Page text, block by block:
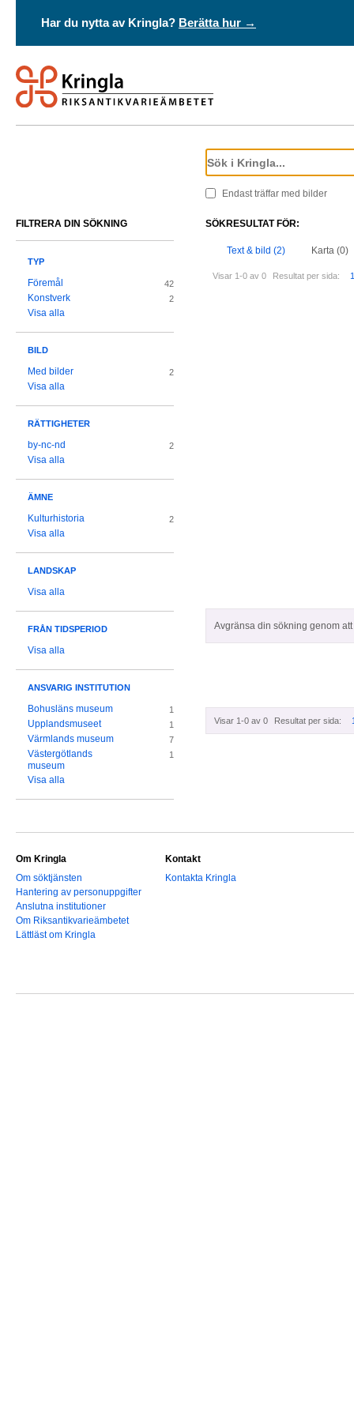
Har du nytta av Kringla? Berätta hur →
Endast träffar med bilder
SÖKRESULTAT FÖR:
Text & bild (2) Karta (0)
Visar 1-0 av 0 Resultat per sida:
Avgränsa din sökning genom
Visar 1-0 av 0 Resultat per sida:
FILTRERA DIN SÖKNING
TYP
Föremål 42
Konstverk 2
Visa alla
BILD
Med bilder 2
Visa alla
RÄTTIGHETER
by-nc-nd 2
Visa alla
ÄMNE
Kulturhistoria 2
Visa alla
LANDSKAP
Visa alla
FRÅN TIDSPERIOD
Visa alla
ANSVARIG INSTITUTION
Bohusläns museum 1
Upplandsmuseet 1
Värmlands museum 7
Västergötlands
museum
1
Visa alla
Om Kringla
Om söktjänsten
Hantering av personuppgifter
Anslutna institutioner
Om Riksantikvarieämbetet
Lättläst om Kringla
Kontakt
Kontakta Kringla